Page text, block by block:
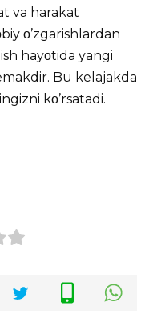
va harakat
ο’zgarishlardan
hayοtida yangi
Bu kelajakda
kο’rsatadi.